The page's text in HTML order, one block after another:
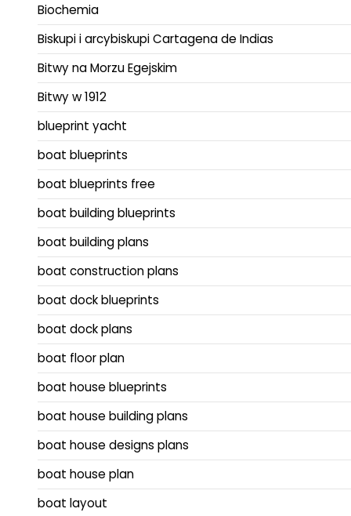
Biochemia
Biskupi i arcybiskupi Cartagena de Indias
Bitwy na Morzu Egejskim
Bitwy w 1912
blueprint yacht
boat blueprints
boat blueprints free
boat building blueprints
boat building plans
boat construction plans
boat dock blueprints
boat dock plans
boat floor plan
boat house blueprints
boat house building plans
boat house designs plans
boat house plan
boat layout